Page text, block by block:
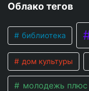
Облако тегов
библиотека
дом культуры
молодежь плюс